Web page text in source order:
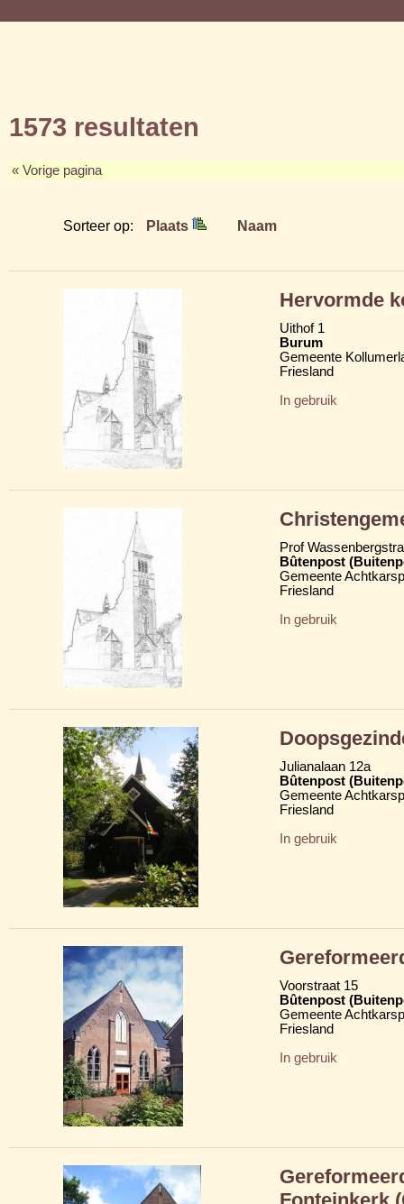
1573 resultaten
« Vorige pagina
Sorteer op: Plaats Naam
Hervormde
Uithof 1
Burum
Gemeente
Friesland
In gebruik
Prof
Bûtenpost
Gemeente
Friesland
In gebruik
Julianalaan 12a
Bûtenpost
Gemeente
Friesland
In gebruik
Voorstraat 15
Bûtenpost
Gemeente
Friesland
In gebruik